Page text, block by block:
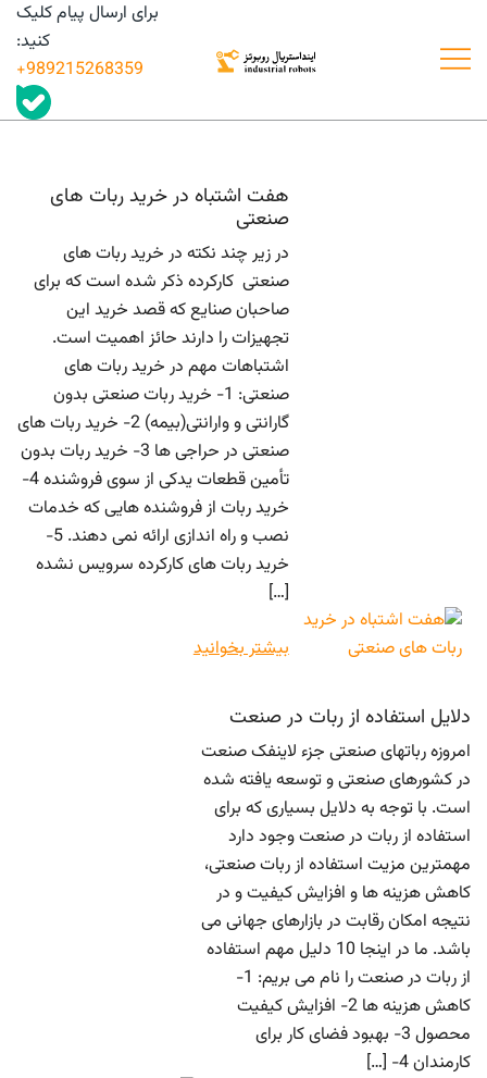
محتوا
فروش و قیمت قطعات و تجهیزات
ربات های صنعتی
درگاه تأمین و به اشتراک گذاری اطلاعات قطعات
ربات های صنعتی
برای ارسال پیام کلیک
کنید:
989215268359+
هفت اشتباه در خرید ربات های
صنعتی
در زیر چند نکته در خرید ربات های
صنعتی کارکرده ذکر شده است که برای
صاحبان صنایع که قصد خرید این
تجهیزات را دارند حائز اهمیت است.
اشتباهات مهم در خرید ربات های
صنعتی: 1- خرید ربات صنعتی بدون
گارانتی و وارانتی(بیمه) 2- خرید ربات های
صنعتی در حراجی ها 3- خرید ربات بدون
تأمین قطعات یدکی از سوی فروشنده 4-
خرید ربات از فروشنده هایی که خدمات
نصب و راه اندازی ارائه نمی دهند. 5-
خرید ربات های کارکرده سرویس نشده
[…]
بیشتر بخوانید
دلایل استفاده از ربات در صنعت
امروزه رباتهای صنعتی جزء لاینفک صنعت
در کشورهای صنعتی و توسعه یافته شده
است. با توجه به دلایل بسیاری که برای
استفاده از ربات در صنعت وجود دارد
مهمترین مزیت استفاده از ربات صنعتی،
کاهش هزینه ها و افزایش کیفیت و در
نتیجه امکان رقابت در بازارهای جهانی می
باشد. ما در اینجا 10 دلیل مهم استفاده
از ربات در صنعت را نام می بریم: 1-
کاهش هزینه ها 2- افزایش کیفیت
محصول 3- بهبود فضای کار برای
کارمندان 4- […]